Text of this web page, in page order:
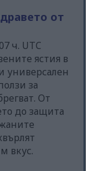
от
ч. UTC
ястия в
универсален
за
От
до защита
вкус.